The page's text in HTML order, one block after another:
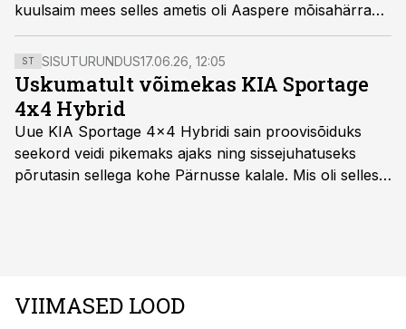
kuulsaim mees selles ametis oli Aaspere mõisahärra
Eduard von Dellingshausen.
ST SISUTURUNDUS17.06.26, 12:05
Uskumatult võimekas KIA Sportage
4x4 Hybrid
Uue KIA Sportage 4x4 Hybridi sain proovisõiduks
seekord veidi pikemaks ajaks ning sissejuhatuseks
põrutasin sellega kohe Pärnusse kalale. Mis oli selles
VIIMASED LOOD